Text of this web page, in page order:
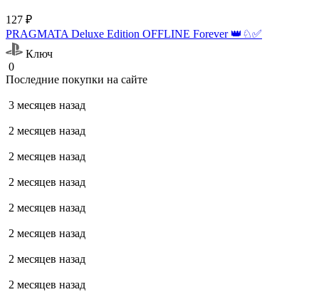
127 ₽
PRAGMATA Deluxe Edition OFFLINE Forever 👑♘✅
Ключ
0
Последние покупки на сайте
3 месяцев назад
2 месяцев назад
2 месяцев назад
2 месяцев назад
2 месяцев назад
2 месяцев назад
2 месяцев назад
2 месяцев назад